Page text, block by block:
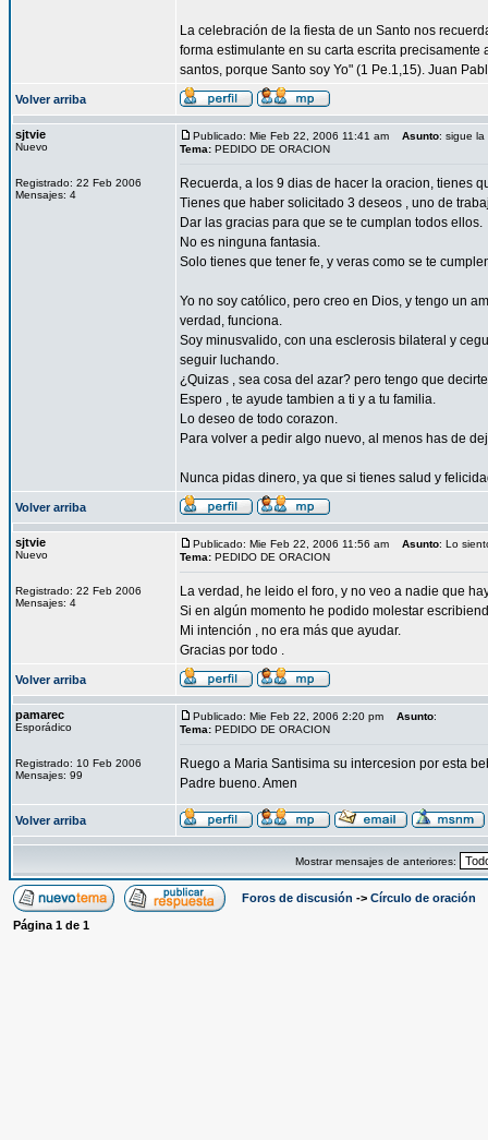
La celebración de la fiesta de un Santo nos
forma estimulante en su carta escrita
santos, porque Santo soy Yo" (1 Pe.1,15). Juan
Volver arriba
sjtvie
Nuevo
Registrado: 22 Feb 2006
Mensajes: 4
Publicado: Mie Feb 22, 2006 11:41 am Asunto: sigue la
Tema: PEDIDO DE ORACION
Recuerda, a los 9 dias de hacer la oracion, tienes
Tienes que haber solicitado 3 deseos , uno de
Dar las gracias para que se te cumplan todos ellos.
No es ninguna fantasia.
Solo tienes que tener fe, y veras como se te
Yo no soy católico, pero creo en Dios, y tengo un
verdad, funciona.
Soy minusvalido, con una esclerosis bilateral y
seguir luchando.
¿Quizas , sea cosa del azar? pero tengo que
Espero , te ayude tambien a ti y a tu familia.
Lo deseo de todo corazon.
Para volver a pedir algo nuevo, al menos has de
Nunca pidas dinero, ya que si tienes salud y
Volver arriba
sjtvie
Nuevo
Registrado: 22 Feb 2006
Mensajes: 4
Publicado: Mie Feb 22, 2006 11:56 am Asunto: Lo
Tema: PEDIDO DE ORACION
La verdad, he leido el foro, y no veo a nadie que
Si en algún momento he podido molestar
Mi intención , no era más que ayudar.
Gracias por todo .
Volver arriba
pamarec
Esporádico
Registrado: 10 Feb 2006
Mensajes: 99
Publicado: Mie Feb 22, 2006 2:20 pm Asunto:
Tema: PEDIDO DE ORACION
Ruego a Maria Santisima su intercesion por esta
Padre bueno. Amen
Volver arriba
Mostrar mensajes de anteriores:
Foros de discusión -> Círculo de oración
Página 1 de 1